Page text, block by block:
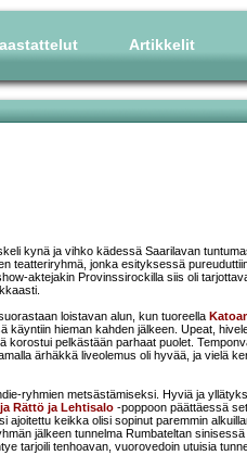
Artikkelit
kynä ja vihko kädessä Saarilavan
teatteriryhmä, jonka esityksessä
aktejakin Provinssirockilla siis oli
loistavan alun, kun tuoreella
käyntiin hieman kahden jälkeen. Upeat,
pelkästään parhaat puolet.
ärhäkkä liveolemus oli hyvää, ja vielä
ryhmien metsästämiseksi. Hyviä ja
Rättö ja Lehtisalo -poppoon päättäessä
keikka olisi sopinut paremmin
jälkeen tunnelma Rumbateltan
tarjoili tenhoavan, vuorovedoin utuisia